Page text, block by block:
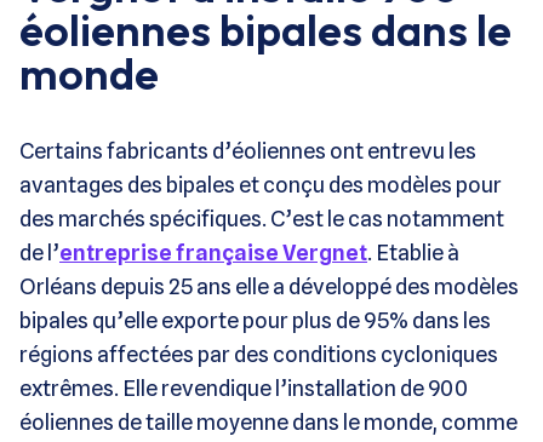
éoliennes bipales dans le
monde
Certains fabricants d’éoliennes ont entrevu les
avantages des bipales et conçu des modèles pour
des marchés spécifiques. C’est le cas notamment
de l’entreprise française Vergnet. Etablie à
Orléans depuis 25 ans elle a développé des modèles
bipales qu’elle exporte pour plus de 95% dans les
régions affectées par des conditions cycloniques
extrêmes. Elle revendique l’installation de 900
éoliennes de taille moyenne dans le monde, comme